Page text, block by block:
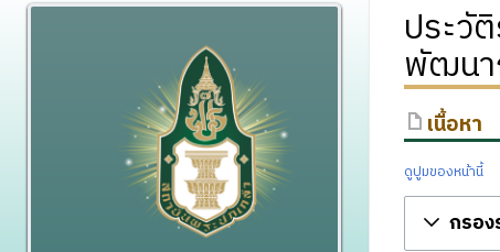
ประวั
พัฒนา
เนื้อหา
ดูปูมของหน้านี้
กรอ